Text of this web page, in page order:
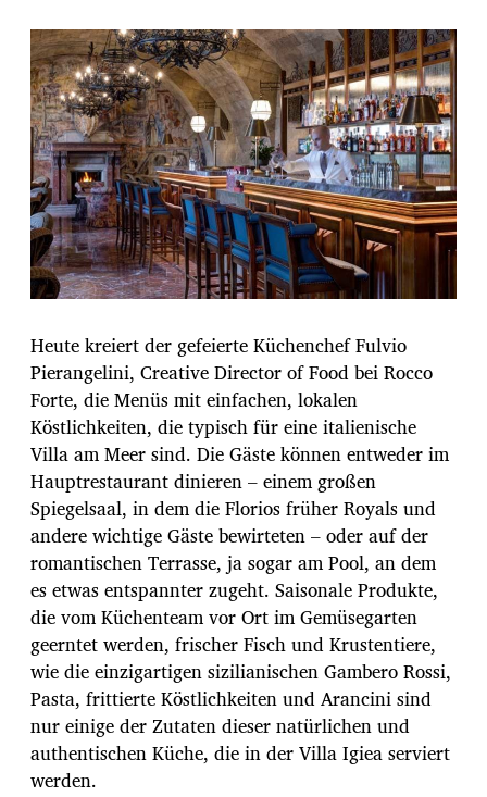
Heute kreiert der gefeierte Küchenchef Fulvio
Pierangelini, Creative Director of Food bei Rocco
Forte, die Menüs mit einfachen, lokalen
Köstlichkeiten, die typisch für eine italienische
Villa am Meer sind. Die Gäste können entweder im
Hauptrestaurant dinieren – einem großen
Spiegelsaal, in dem die Florios früher Royals und
andere wichtige Gäste bewirteten – oder auf der
romantischen Terrasse, ja sogar am Pool, an dem
es etwas entspannter zugeht. Saisonale Produkte,
die vom Küchenteam vor Ort im Gemüsegarten
geerntet werden, frischer Fisch und Krustentiere,
wie die einzigartigen sizilianischen Gambero Rossi,
Pasta, frittierte Köstlichkeiten und Arancini sind
nur einige der Zutaten dieser natürlichen und
authentischen Küche, die in der Villa Igiea serviert
werden.